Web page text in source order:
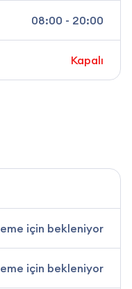
08:00 - 20:00
Kapalı
için bekleniyor
için bekleniyor